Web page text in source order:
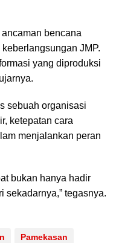
bencana
JMP.
yang diproduksi
sebuah organisasi
ketepatan cara
menjalankan peran
bukan hanya hadir
sekadarnya,” tegasnya.
Pamekasan